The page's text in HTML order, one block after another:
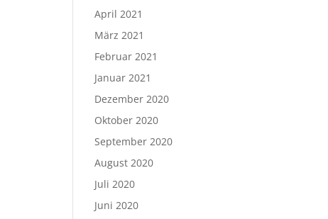
April 2021
März 2021
Februar 2021
Januar 2021
Dezember 2020
Oktober 2020
September 2020
August 2020
Juli 2020
Juni 2020